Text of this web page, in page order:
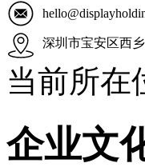
深圳市宝安区西
当前所在
企业文